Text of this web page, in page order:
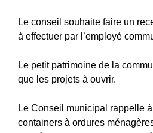
Le conseil souhaite faire un
à effectuer par l’employé
Le petit patrimoine de la
que les projets à ouvrir.
Le Conseil municipal rappelle
containers à ordures